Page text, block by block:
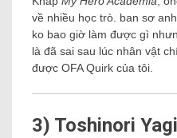
về nhiều học trò. ban sơ
ko bao giờ làm được gì
là đã sai sau lúc nhân vật
được OFA Quirk của tôi.
3) Toshinori